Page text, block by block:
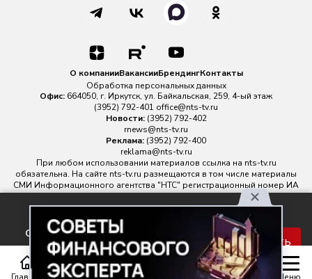
соглашаетесь с правилами
обработки персональных
данных.
Принять
О компанииВакансииБрендингКонтакты
Обработка персональных данных
Офис: 664050, г. Иркутск, ул. Байкальская, 259, 4-ый этаж
(3952) 792-401 office@nts-tv.ru
Новости: (3952) 792-402
rnews@nts-tv.ru
Реклама: (3952) 792-400
reklama@nts-tv.ru
При любом использовании материалов ссылка на nts-tv.ru
обязательна. На сайте nts-tv.ru размещаются в том числе материалы
СМИ Информационного агентства "НТС" регистрационный номер ИА
№ ФС 77 - 88763 зарегистрировано Федеральной службой по
надзору в сфере связи, информационных технологий и массовых
Главный редактор ИА "НТС" Иштулкин Евгений Александрович
16+